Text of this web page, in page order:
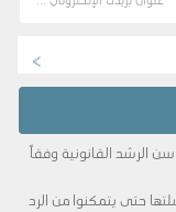
قد تخطيت سن الرشد القانونية وفقاً
حتى يتمكنوا من الرد